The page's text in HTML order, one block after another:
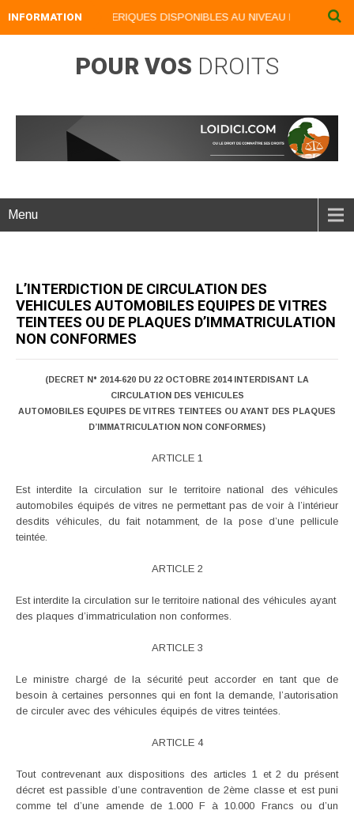
INFORMATION
NOS LIVRES NUMERIQUES DISPONIBLES AU NIVEAU DU MENU
POUR VOS DROITS
Menu
L’INTERDICTION DE CIRCULATION DES
VEHICULES AUTOMOBILES EQUIPES DE VITRES
TEINTEES OU DE PLAQUES D’IMMATRICULATION
NON CONFORMES
(DECRET N° 2014-620 DU 22 OCTOBRE 2014 INTERDISANT LA
CIRCULATION DES VEHICULES
AUTOMOBILES EQUIPES DE VITRES TEINTEES OU AYANT DES PLAQUES
D’IMMATRICULATION NON CONFORMES)
ARTICLE 1
Est interdite la circulation sur le territoire national des véhicules
automobiles équipés de vitres ne permettant pas de voir à l’intérieur
desdits véhicules, du fait notamment, de la pose d’une pellicule
teintée.
ARTICLE 2
Est interdite la circulation sur le territoire national des véhicules ayant
des plaques d’immatriculation non conformes.
ARTICLE 3
Le ministre chargé de la sécurité peut accorder en tant que de
besoin à certaines personnes qui en font la demande, l’autorisation
de circuler avec des véhicules équipés de vitres teintées.
ARTICLE 4
Tout contrevenant aux dispositions des articles 1 et 2 du présent
décret est passible d’une contravention de 2ème classe et est puni
comme tel d’une amende de 1.000 F à 10.000 Francs ou d’un